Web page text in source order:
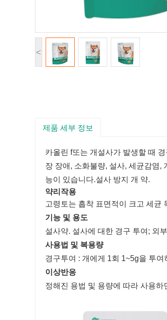
<
제품 세부 정보
카올린 f또는 개 설사가 발생할 때
장 장애, 소화불량, 설사, 세균감염,
능이 있습니다.설사 방지 개 약.
약리작용
고령토는 흡착 표면적이 크고 세균
기능 및 용도
설사약. 설사에 대한 경구 투여; 외
사용법 및 복용량
경구투여 : 개에게 1회 1~5g을 투
이상반응
정해진 용법 및 용량에 따라 사용